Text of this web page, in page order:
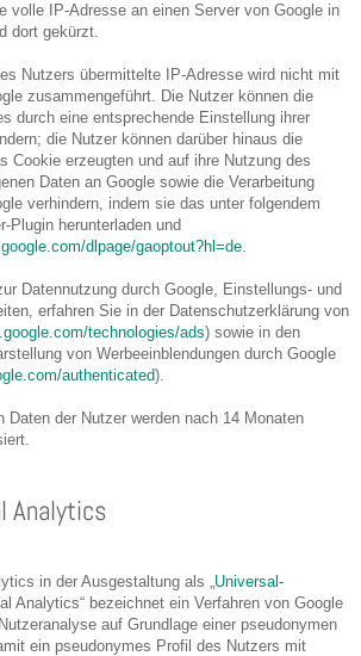
volle IP-Adresse an einen Server von Google in
dort gekürzt.
Nutzers übermittelte IP-Adresse wird nicht mit
zusammengeführt. Die Nutzer können die
durch eine entsprechende Einstellung ihrer
die Nutzer können darüber hinaus die
Cookie erzeugten und auf ihre Nutzung des
Daten an Google sowie die Verarbeitung
verhindern, indem sie das unter folgendem
Plugin herunterladen und
dlpage/gaoptout?hl=de.
Datennutzung durch Google, Einstellungs- und
erfahren Sie in der Datenschutzerklärung von
technologies/ads) sowie in den
von Werbeeinblendungen durch Google
authenticated).
Daten der Nutzer werden nach 14 Monaten
Analytics
in der Ausgestaltung als „Universal-
Analytics“ bezeichnet ein Verfahren von Google
auf Grundlage einer pseudonymen
ein pseudonymes Profil des Nutzers mit